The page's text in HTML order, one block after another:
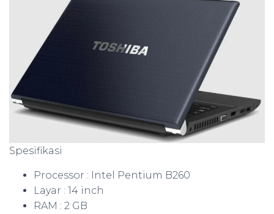
Spesifikasi
Processor : Intel Pentium B260
Layar : 14 inch
RAM : 2 GB